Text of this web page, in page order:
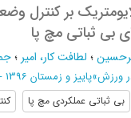
بر کنترل
بی ثباتی مچ پا
؛ لطافت کار، امیر ؛
ورزش»پاییز و زمستان 1396 - شماره 10
بی ثباتی عملکردی مچ پا